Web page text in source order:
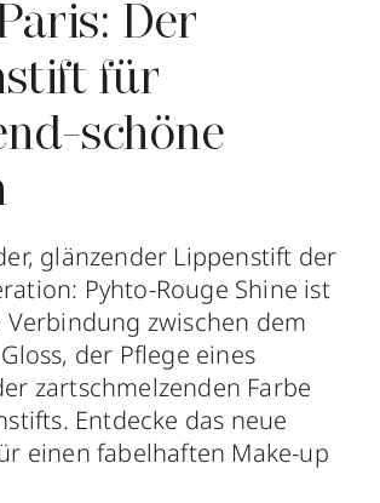
Der
für
schöne
glänzender Lippenstift der
Pyhto-Rouge Shine ist
zwischen dem
der Pflege eines
zartschmelzenden Farbe
Entdecke das neue
einen fabelhaften Make-up